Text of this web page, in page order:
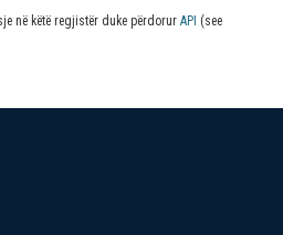
në këtë regjistër duke përdorur API (see